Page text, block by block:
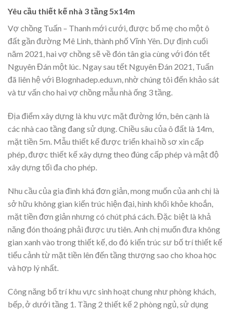
Yêu cầu thiết kế nhà 3 tầng 5x14m
Vợ chồng Tuấn – Thanh mới cưới, được bố mẹ cho một ô
đất gần đường Mê Linh, thành phố Vĩnh Yên. Dự định cuối
năm 2021, hai vợ chồng sẽ về đón tân gia cùng với đón tết
Nguyên Đán một lúc. Ngay sau tết Nguyên Đán 2021, Tuấn
đã liên hệ với Blognhadep.edu.vn, nhờ chúng tôi đến khảo sát
và tư vấn cho hai vợ chồng mẫu nhà ống 3 tầng.
Địa điểm xây dựng là khu vực mặt đường lớn, bên cạnh là
các nhà cao tầng đang sử dụng. Chiều sâu của ô đất là 14m,
mặt tiền 5m. Mẫu thiết kế được triển khai hồ sơ xin cấp
phép, được thiết kế xây dựng theo đúng cấp phép và mật độ
xây dựng tối đa cho phép.
Nhu cầu của gia đình khá đơn giản, mong muốn của anh chị là
sở hữu không gian kiến trúc hiện đại, hình khối khỏe khoắn,
mặt tiền đơn giản nhưng có chút phá cách. Đặc biệt là khả
năng đón thoáng phải được ưu tiên. Anh chị muốn đưa không
gian xanh vào trong thiết kế, do đó kiến trúc sư bố trí thiết kế
tiểu cảnh từ mặt tiền lên đến tầng thượng sao cho khoa học
và hợp lý nhất.
Công năng bố trí khu vực sinh hoạt chung như phòng khách,
bếp, ở dưới tầng 1. Tầng 2 thiết kế 2 phòng ngủ, sử dụng